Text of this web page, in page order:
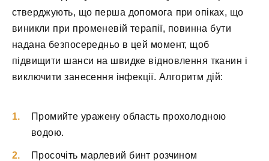
стверджують, що перша допомога при опіках, що
виникли при променевій терапії, повинна бути
надана безпосередньо в цей момент, щоб
підвищити шанси на швидке відновлення тканин і
виключити занесення інфекції. Алгоритм дій:
Промийте уражену область прохолодною
водою.
Просочіть марлевий бинт розчином